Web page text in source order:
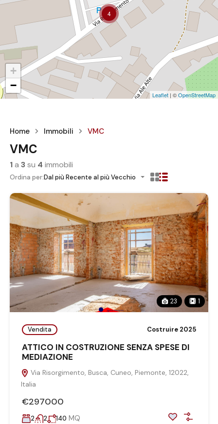
4
+
−
Leaflet | ©OpenStreetMap
Home Immobili VMC
VMC
1a 3su 4 immobili
Ordina per:Dal più Recente al più Vecchio
23 1
Vendita Costruire 2025
ATTICO IN COSTRUZIONE SENZA SPESE DI
MEDIAZIONE
Via Risorgimento, Busca, Cuneo, Piemonte, 12022,
Italia
€297000
2 2 140 MQ